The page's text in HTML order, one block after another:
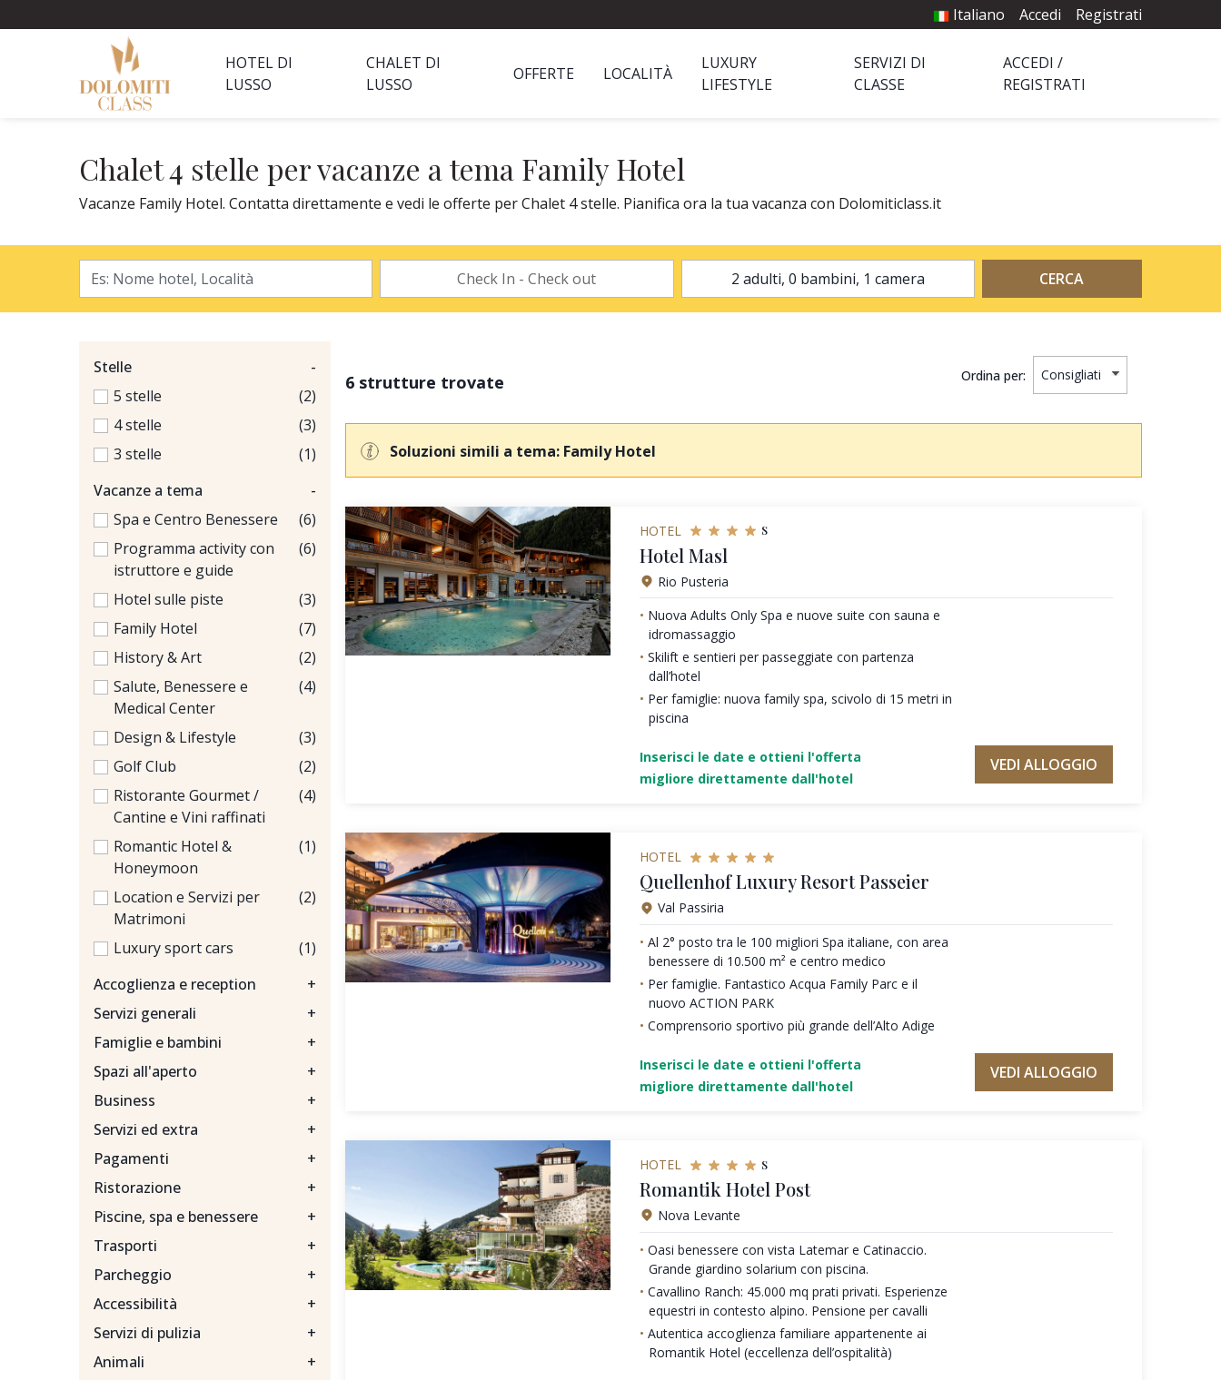
Italiano Accedi Registrati
HOTEL DI
LUSSO
CHALET DI
LUSSO
OFFERTE LOCALITÀ
LUXURY
LIFESTYLE
SERVIZI DI
CLASSE
ACCEDI /
REGISTRATI
Chalet 4 stelle per vacanze a tema Family Hotel
Vacanze Family Hotel. Contatta direttamente e vedi le offerte per Chalet 4 stelle. Pianifica ora la tua vacanza con Dolomiticlass.it
2 adulti, 0 bambini, 1 camera CERCA
Stelle
-
5 stelle
(2)
4 stelle
(3)
3 stelle
(1)
Vacanze a tema
-
Spa e Centro Benessere
(6)
Programma activity con
istruttore e guide
(6)
Hotel sulle piste
(3)
Family Hotel
(7)
History & Art
(2)
Salute, Benessere e
Medical Center
(4)
Design & Lifestyle
(3)
Golf Club
(2)
Ristorante Gourmet /
Cantine e Vini raffinati
(4)
Romantic Hotel &
Honeymoon
(1)
Location e Servizi per
Matrimoni
(2)
Luxury sport cars
(1)
Accoglienza e reception
+
Servizi generali
+
Famiglie e bambini
+
Spazi all'aperto
+
Business
+
Servizi ed extra
+
Pagamenti
+
Ristorazione
+
Piscine, spa e benessere
+
Trasporti
+
Parcheggio
+
Accessibilità
+
Servizi di pulizia
+
Animali
+
6 strutture trovate Ordina per:
Soluzioni simili a tema: Family Hotel
HOTEL s
Hotel Masl
Rio Pusteria
Nuova Adults Only Spa e nuove suite con sauna e
idromassaggio
Skilift e sentieri per passeggiate con partenza
dall’hotel
Per famiglie: nuova family spa, scivolo di 15 metri in
piscina
Inserisci le date e ottieni l'offerta
migliore direttamente dall'hotel
VEDI ALLOGGIO
HOTEL
Quellenhof Luxury Resort Passeier
Val Passiria
Al 2° posto tra le 100 migliori Spa italiane, con area
benessere di 10.500 m² e centro medico
Per famiglie. Fantastico Acqua Family Parc e il
nuovo ACTION PARK
Comprensorio sportivo più grande dell’Alto Adige
Inserisci le date e ottieni l'offerta
migliore direttamente dall'hotel
VEDI ALLOGGIO
HOTEL s
Romantik Hotel Post
Nova Levante
Oasi benessere con vista Latemar e Catinaccio.
Grande giardino solarium con piscina.
Cavallino Ranch: 45.000 mq prati privati. Esperienze
equestri in contesto alpino. Pensione per cavalli
Autentica accoglienza familiare appartenente ai
Romantik Hotel (eccellenza dell’ospitalità)